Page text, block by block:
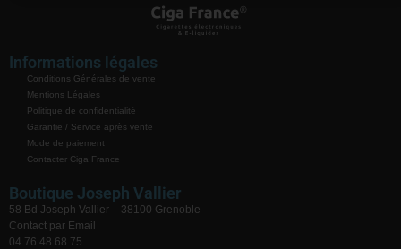
Informations légales
Conditions Générales de vente
Mentions Légales
Politique de confidentialité
Garantie / Service après vente
Mode de paiement
Contacter Ciga France
Boutique Joseph Vallier
58 Bd Joseph Vallier – 38100 Grenoble
Contact par Email
04 76 48 68 75